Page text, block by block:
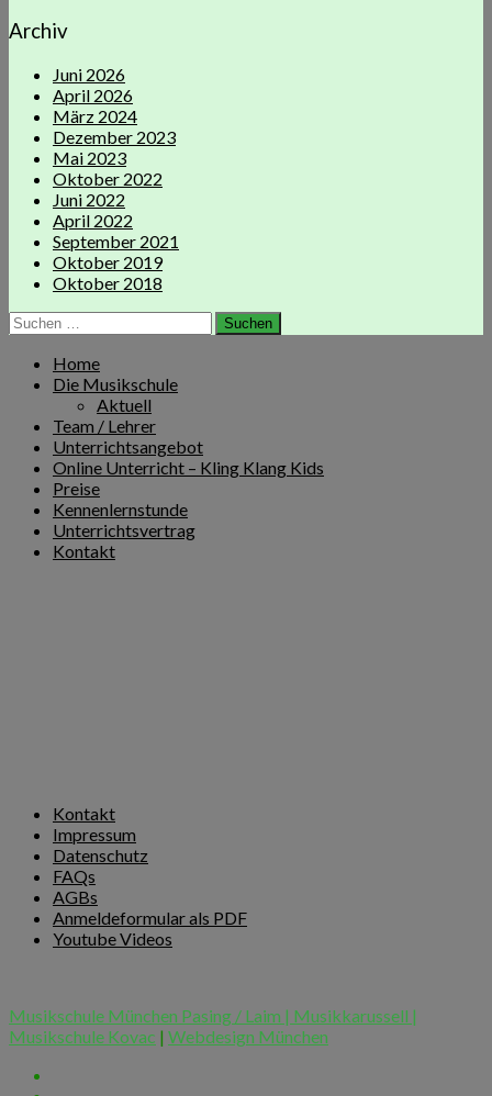
Archiv
Juni 2026
April 2026
März 2024
Dezember 2023
Mai 2023
Oktober 2022
Juni 2022
April 2022
September 2021
Oktober 2019
Oktober 2018
Suchen
nach:
Home
Die Musikschule
Aktuell
Team / Lehrer
Unterrichtsangebot
Online Unterricht – Kling Klang Kids
Preise
Kennenlernstunde
Unterrichtsvertrag
Kontakt
Kontakt
Impressum
Datenschutz
FAQs
AGBs
Anmeldeformular als PDF
Youtube Videos
Musikschule München Pasing / Laim | Musikkarussell |
Musikschule Kovac | Webdesign München